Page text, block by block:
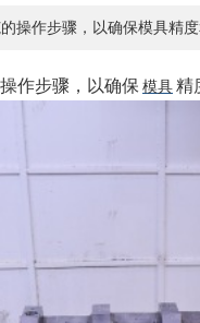
操作步骤，以确保模具精度
作步骤，以确保 模具 精